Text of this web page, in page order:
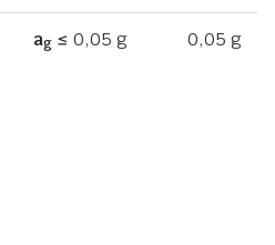
ag≤ 0,05 g 0,05 g